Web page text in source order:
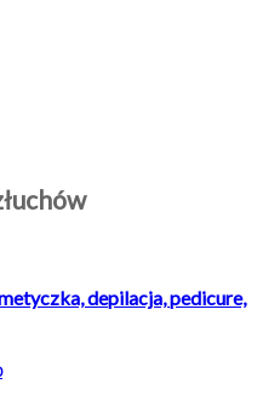
depilacja, pedicure,